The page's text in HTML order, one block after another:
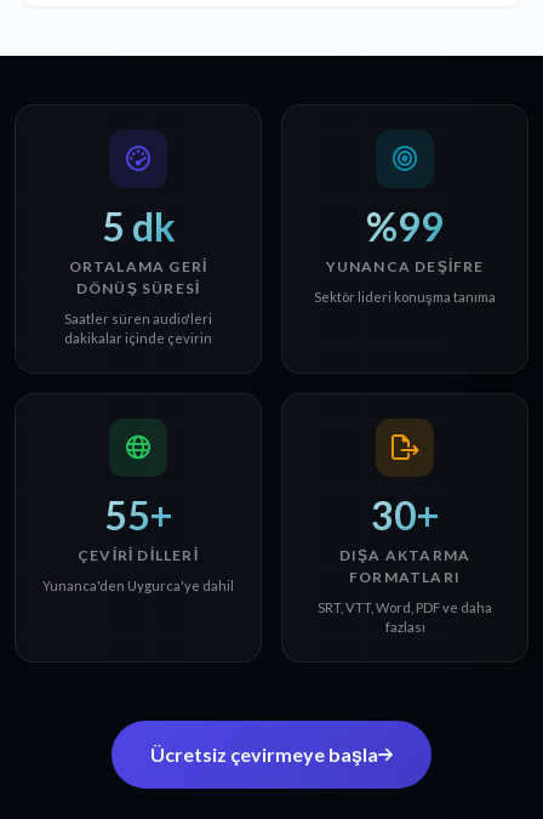
5 dk
ORTALAMA GERI
DÖNÜŞ SÜRESI
Saatler süren audio'leri
dakikalar içinde çevirin
%99
YUNANCA DEŞIFRE
Sektör lideri konuşma tanıma
55+
ÇEVIRI DILLERI
Yunanca'den Uygurca'ye dahil
30+
DIŞA AKTARMA
FORMATLARI
SRT, VTT, Word, PDF ve daha
fazlası
Ücretsiz çevirmeye başla